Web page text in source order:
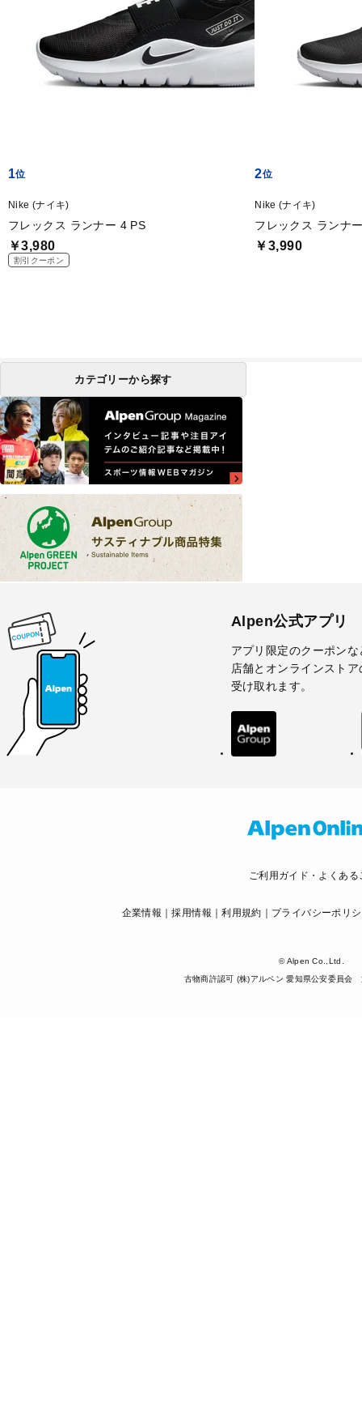
1
Nike (ナイキ)
フレックス ランナー 4 PS
￥3,980
割引クーポン
2
Nike (ナイキ)
フレックス ランナ
￥3,990
カテゴリーから探す
Alpen公式アプリ
アプリ限定のクーポンな
店舗とオンラインスト
受け取れます。
ご利用ガイド・よくある
企業情報 採用情報 利用規約 プライバシーポリ
© Alpen Co.,Ltd.
古物商許認可 (株)アルペン 愛知県公安委員